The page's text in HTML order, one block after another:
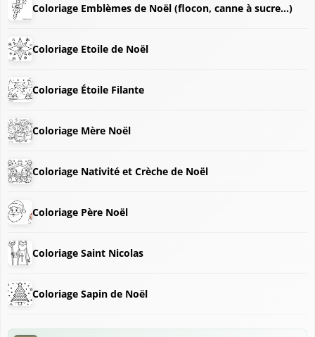
Coloriage Emblèmes de Noël (flocon, canne à sucre...)
Coloriage Etoile de Noël
Coloriage Étoile Filante
Coloriage Mère Noël
Coloriage Nativité et Crèche de Noël
Coloriage Père Noël
Coloriage Saint Nicolas
Coloriage Sapin de Noël